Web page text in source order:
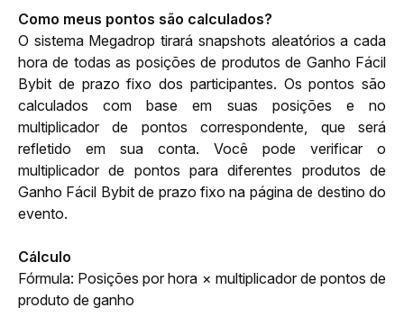
Como meus pontos são calculados?
O sistema Megadrop tirará snapshots aleatórios a cada
hora de todas as posições de produtos de Ganho Fácil
Bybit de prazo fixo dos participantes. Os pontos são
calculados com base em suas posições e no
multiplicador de pontos correspondente, que será
refletido em sua conta. Você pode verificar o
multiplicador de pontos para diferentes produtos de
Ganho Fácil Bybit de prazo fixo na página de destino do
evento.
Cálculo
Fórmula: Posições por hora × multiplicador de pontos de
produto de ganho